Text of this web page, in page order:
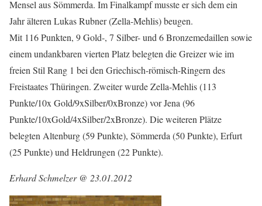
Mensel aus Sömmerda. Im Finalkampf musste er sich dem ein
Jahr älteren Lukas Rubner (Zella-Mehlis) beugen.
Mit 116 Punkten, 9 Gold-, 7 Silber- und 6 Bronzemedaillen sowie
einem undankbaren vierten Platz belegten die Greizer wie im
freien Stil Rang 1 bei den Griechisch-römisch-Ringern des
Freistaates Thüringen. Zweiter wurde Zella-Mehlis (113
Punkte/10x Gold/9xSilber/0xBronze) vor Jena (96
Punkte/10xGold/4xSilber/2xBronze). Die weiteren Plätze
belegten Altenburg (59 Punkte), Sömmerda (50 Punkte), Erfurt
(25 Punkte) und Heldrungen (22 Punkte).
Erhard Schmelzer @ 23.01.2012